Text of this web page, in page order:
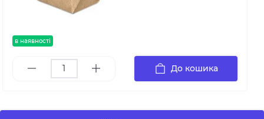
в наявності
До кошика